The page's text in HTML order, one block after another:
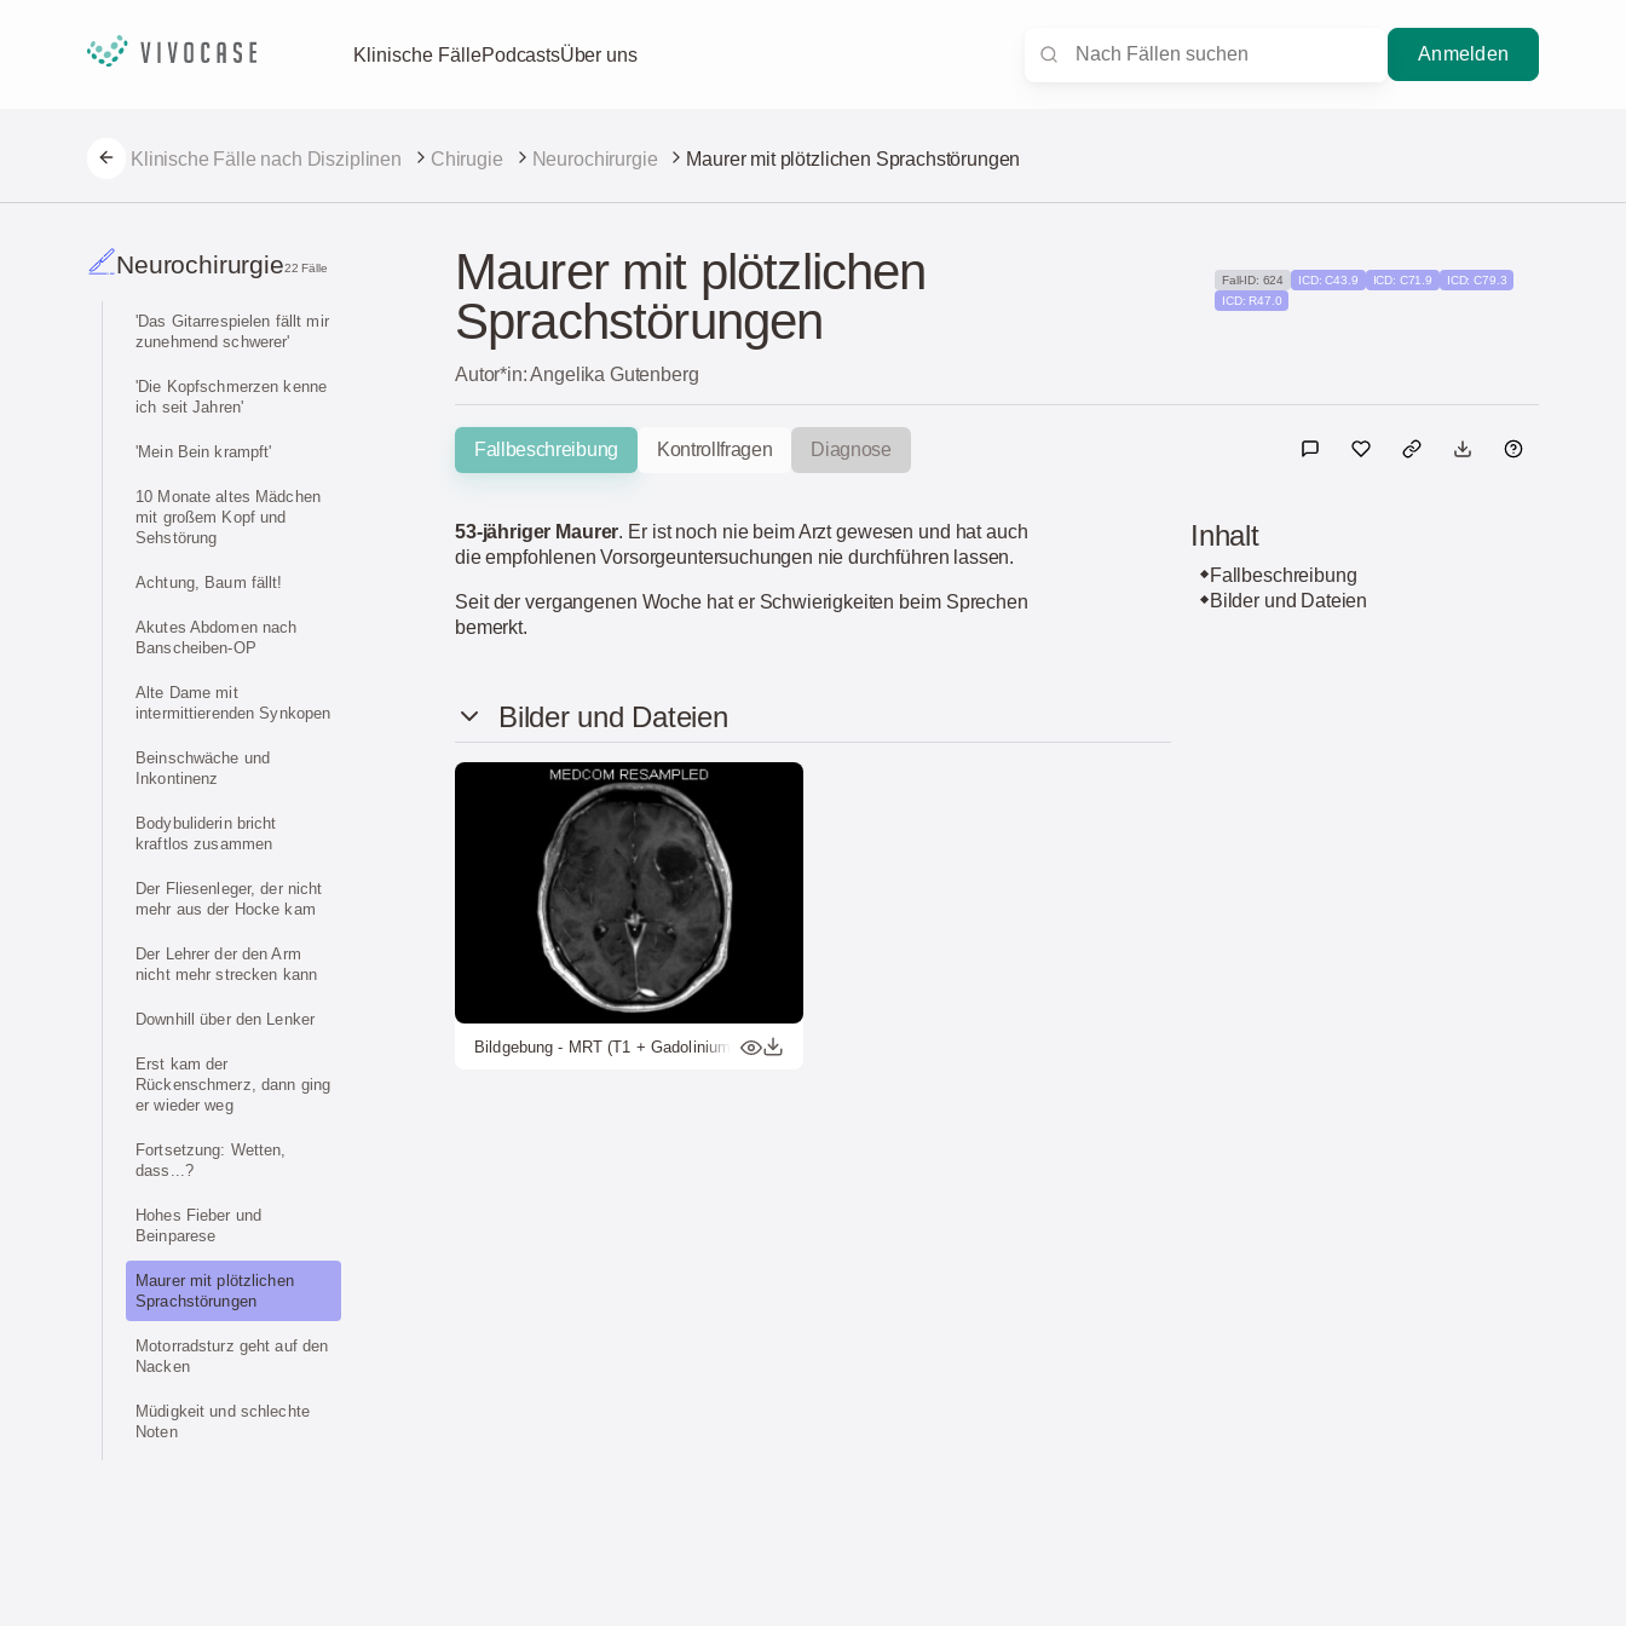
Klinische FällePodcastsÜber uns Anmelden
Klinische Fälle nach Disziplinen Chirugie Neurochirurgie Maurer mit plötzlichen Sprachstörungen
Neurochirurgie22 Fälle
'Das Gitarrespielen fällt mir
zunehmend schwerer'
'Die Kopfschmerzen kenne
ich seit Jahren'
'Mein Bein krampft'
10 Monate altes Mädchen
mit großem Kopf und
Sehstörung
Achtung, Baum fällt!
Akutes Abdomen nach
Banscheiben-OP
Alte Dame mit
intermittierenden Synkopen
Beinschwäche und
Inkontinenz
Bodybuliderin bricht
kraftlos zusammen
Der Fliesenleger, der nicht
mehr aus der Hocke kam
Der Lehrer der den Arm
nicht mehr strecken kann
Downhill über den Lenker
Erst kam der
Rückenschmerz, dann ging
er wieder weg
Fortsetzung: Wetten,
dass...?
Hohes Fieber und
Beinparese
Maurer mit plötzlichen
Sprachstörungen
Motorradsturz geht auf den
Nacken
Müdigkeit und schlechte
Noten
Maurer mit plötzlichen
Sprachstörungen
Fall-ID: 624 ICD: C43.9 ICD: C71.9
ICD: C79.3
ICD: R47.0
Autor*in: Angelika Gutenberg
Fallbeschreibung Kontrollfragen Diagnose
53-jähriger Maurer. Er ist noch nie beim Arzt gewesen und hat auch
die empfohlenen Vorsorgeuntersuchungen nie durchführen lassen.
Seit der vergangenen Woche hat er Schwierigkeiten beim Sprechen
bemerkt.
Bilder und Dateien
Bildgebung - MRT (T1 + Gadolinium)
Inhalt
Fallbeschreibung
Bilder und Dateien